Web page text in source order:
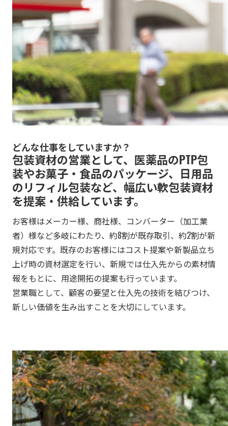
どんな仕事をしていますか？
包装資材の営業として、医薬品のPTP包
装やお菓子・食品のパッケージ、日用品
のリフィル包装など、幅広い軟包装資材
を提案・供給しています。
お客様はメーカー様、商社様、コンバーター（加工業
者）様など多岐にわたり、約8割が既存取引、約2割が新
規対応です。既存のお客様にはコスト提案や新製品立ち
上げ時の資材選定を行い、新規では仕入先からの素材情
報をもとに、用途開拓の提案も行っています。
営業職として、顧客の要望と仕入先の技術を結びつけ、
新しい価値を生み出すことを大切にしています。